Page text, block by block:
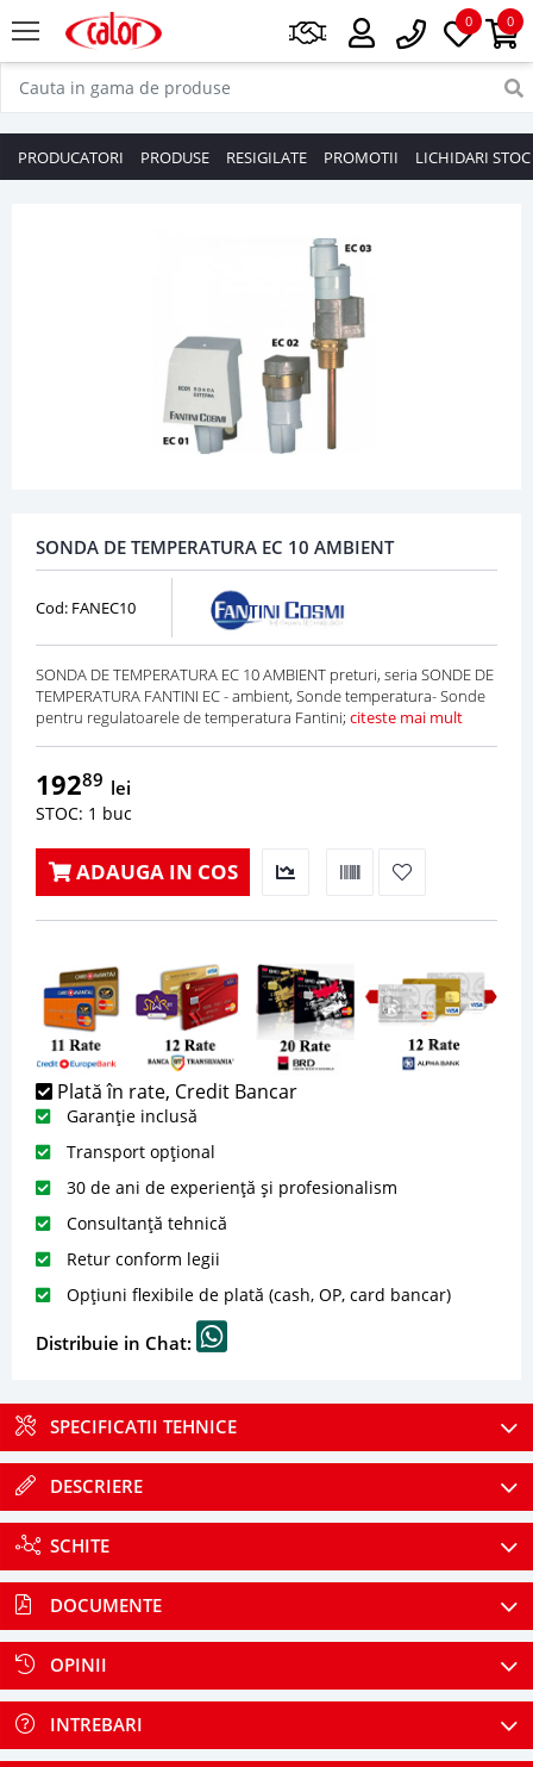
0
0
PRODUCATORI PRODUSE RESIGILATE PROMOTII LICHIDARI STOC
SONDA DE TEMPERATURA EC 10 AMBIENT
Cod: FANEC10
SONDA DE TEMPERATURA EC 10 AMBIENT preturi, seria SONDE DE
TEMPERATURA FANTINI EC - ambient, Sonde temperatura- Sonde
pentru regulatoarele de temperatura Fantini; citeste mai mult
19289 lei
STOC: 1 buc
ADAUGA IN COS
Plată în rate, Credit Bancar
Garanție inclusă
Transport opțional
30 de ani de experiență și profesionalism
Consultanță tehnică
Retur conform legii
Opțiuni flexibile de plată (cash, OP, card bancar)
Distribuie in Chat:
SPECIFICATII TEHNICE
DESCRIERE
SCHITE
DOCUMENTE
OPINII
INTREBARI